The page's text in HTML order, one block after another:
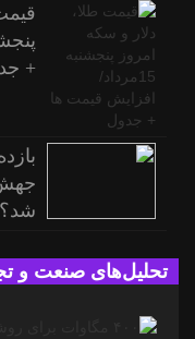
+
شد؟
تحلیل‌های صنعت و